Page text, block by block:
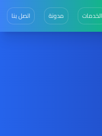
الخدمات مدونة اتصل بنا